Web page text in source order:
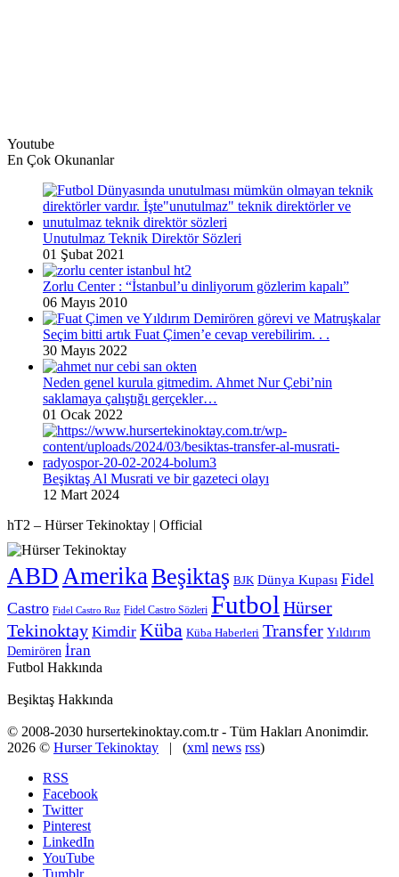
Youtube
En Çok Okunanlar
Unutulmaz Teknik Direktör Sözleri
01 Şubat 2021
Zorlu Center : “İstanbul’u dinliyorum gözlerim kapalı”
06 Mayıs 2010
Seçim bitti artık Fuat Çimen’e cevap verebilirim. . .
30 Mayıs 2022
Neden genel kurula gitmedim. Ahmet Nur Çebi’nin
saklamaya çalıştığı gerçekler…
01 Ocak 2022
Beşiktaş Al Musrati ve bir gazeteci olayı
12 Mart 2024
hT2 – Hürser Tekinoktay | Official
ABD Amerika Beşiktaş BJK Dünya Kupası Fidel
Castro Fidel Castro Ruz Fidel Castro Sözleri Futbol Hürser
Tekinoktay Kimdir Küba Küba Haberleri Transfer Yıldırım
Demirören İran
Futbol Hakkında
Beşiktaş Hakkında
© 2008-2030 hursertekinoktay.com.tr - Tüm Hakları Anonimdir.
2026 © Hurser Tekinoktay | (xml news rss)
RSS
Facebook
Twitter
Pinterest
LinkedIn
YouTube
Tumblr